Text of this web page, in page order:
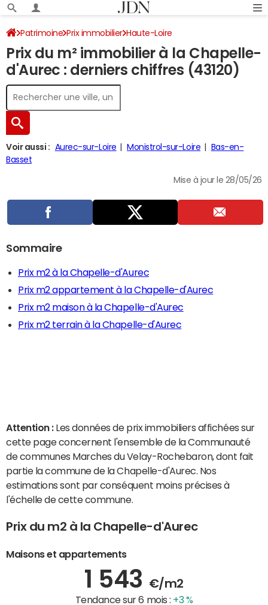
Patrimoine Prix immobilier Haute-Loire
La Chapelle-d'Aurec
Prix du m² immobilier à la Chapelle-
d'Aurec : derniers chiffres (43120)
Voir aussi : Aurec-sur-Loire Monistrol-sur-Loire
Bas-en-
Basset
Mise à jour le 28/05/26
Sommaire
Prix m2 à la Chapelle-d'Aurec
Prix m2 appartement à la Chapelle-d'Aurec
Prix m2 maison à la Chapelle-d'Aurec
Prix m2 terrain à la Chapelle-d'Aurec
Attention : Les données de prix immobiliers affichées sur
cette page concernent l'ensemble de la Communauté
de communes Marches du Velay-Rochebaron, dont fait
partie la commune de la Chapelle-d'Aurec. Nos
estimations sont par conséquent moins précises à
l'échelle de cette commune.
Prix du m2 à la Chapelle-d'Aurec
Maisons et appartements
1 543 €/m2
Tendance sur 6 mois : +3 %